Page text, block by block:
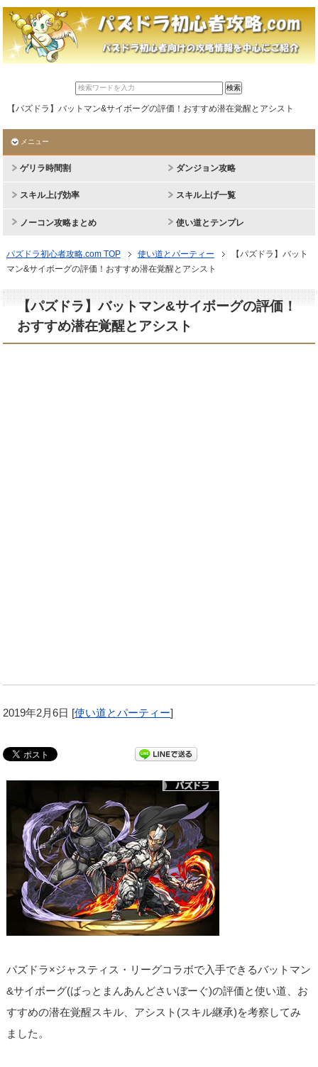
【パズドラ】バットマン&サイボーグの評価！おすすめ潜在覚醒とアシスト
メニュー
ゲリラ時間割 ダンジョン攻略
スキル上げ効率 スキル上げ一覧
ノーコン攻略まとめ 使い道とテンプレ
パズドラ初心者攻略.com TOP 使い道とパーティー
【パズドラ】バット
マン&サイボーグの評価！おすすめ潜在覚醒とアシスト
【パズドラ】バットマン&サイボーグの評価！
おすすめ潜在覚醒とアシスト
2019年2月6日 [使い道とパーティー]
パズドラ×ジャスティス・リーグコラボで入手できるバットマン
&サイボーグ(ばっとまんあんどさいぼーぐ)の評価と使い道、お
すすめの潜在覚醒スキル、アシスト(スキル継承)を考察してみ
ました。